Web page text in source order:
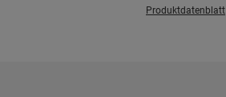
Produktdatenblatt